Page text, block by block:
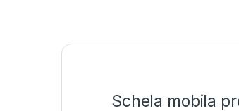
Schela mobila